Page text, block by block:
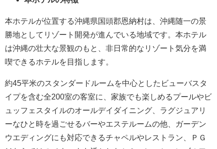
本ホテルが位置する沖縄県国頭郡恩納村は、沖縄随一の景
勝地としてリゾート開発が進んでいる地域です。本ホテル
は沖縄の壮大な景観のもと、非日常的なリゾート気分を満
喫できるホテルを目指します。
約45平米のスタンダードルームを中心としたビューバスタ
イプを含む全200室の客室に、家族でも楽しめるプールやビ
ュッフェスタイルのオールデイダイニング、ラグジュアリ
ーなひと時を過ごせるバーやエステルームの他、ガーデン
ウエディングにも対応できるチャペルやレストラン、ＰＧ